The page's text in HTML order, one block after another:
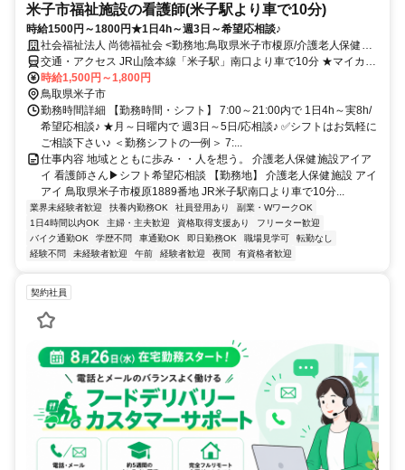
米子市福祉施設の看護師(米子駅より車で10分)
時給1500円～1800円★1日4h～週3日～希望応相談♪
社会福祉法人 尚徳福祉会 <勤務地:鳥取県米子市榎原/介護老人保健施
設アイアイ>
交通・アクセス JR山陰本線「米子駅」南口より車で10分 ★マイカー
通勤OK
時給1,500円～1,800円
鳥取県米子市
勤務時間詳細 【勤務時間・シフト】 7:00～21:00内で 1日4h～実8h/
希望応相談♪ ★月～日曜内で 週3日～5日/応相談♪ ✅シフトはお気軽に
ご相談下さい♪ ＜勤務シフトの一例＞ 7:...
仕事内容 地域とともに歩み・・人を想う。 介護老人保健施設アイア
イ 看護師さん▶シフト希望応相談 【勤務地】 介護老人保健施設 アイ
アイ 鳥取県米子市榎原1889番地 JR米子駅南口より車で10分...
業界未経験者歓迎 扶養内勤務OK 社員登用あり
副業・WワークOK
1日4時間以内OK
主婦・主夫歓迎 資格取得支援あり
フリーター歓迎
バイク通勤OK
学歴不問 車通勤OK 即日勤務OK 職場見学可
転勤なし
経験不問
未経験者歓迎 午前 経験者歓迎 夜間 有資格者歓迎
契約社員